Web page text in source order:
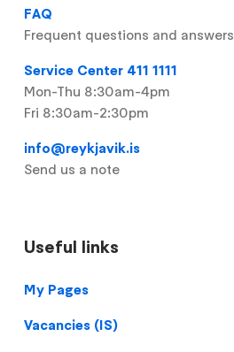
FAQ
Frequent questions and answers
Service Center 411 1111
Mon-Thu 8:30am-4pm
Fri 8:30am-2:30pm
info@reykjavik.is
Send us a note
Useful links
Footer
My Pages
Vacancies (IS)